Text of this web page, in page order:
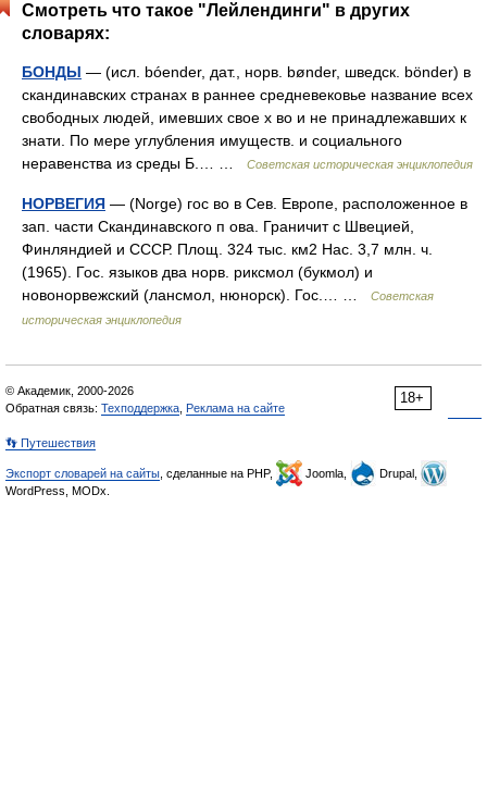
Смотреть что такое "Лейлендинги" в других
словарях:
БОНДЫ — (исл. bóender, дат., норв. bønder, шведск. bönder) в
скандинавских странах в раннее средневековье название всех
свободных людей, имевших свое х во и не принадлежавших к
знати. По мере углубления имуществ. и социального
неравенства из среды Б.… …
Советская историческая энциклопедия
НОРВЕГИЯ — (Norge) гос во в Сев. Европе, расположенное в
зап. части Скандинавского п ова. Граничит с Швецией,
Финляндией и СССР. Площ. 324 тыс. км2 Нас. 3,7 млн. ч.
(1965). Гос. языков два норв. риксмол (букмол) и
новонорвежский (лансмол, нюнорск). Гос.… …
Советская
историческая энциклопедия
18+
© Академик, 2000-2026
Обратная связь: Техподдержка Реклама на сайте
👣 Путешествия
Экспорт словарей на сайты , сделанные на PHP, Joomla,
Drupal,
WordPress, MODx.